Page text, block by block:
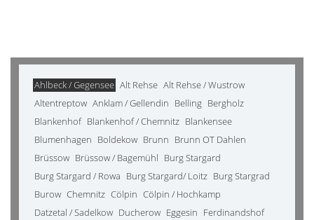
Ahlbeck / Gegensee Alt Rehse Alt Rehse / Wustrow
Altentreptow Anklam / Gellendin Belling Bergholz
Blankenhof Blankenhof / Chemnitz Blankensee
Blumenhagen Boldekow Brunn Brunn OT Dahlen
Brüssow Brüssow / Bagemühl Burg Stargard
Burg Stargard / Rowa Burg Stargard/ Loitz Burg Stargrad
Burow Chemnitz Cölpin Cölpin / Hochkamp
Datzetal / Sadelkow Ducherow Eggesin Ferdinandshof